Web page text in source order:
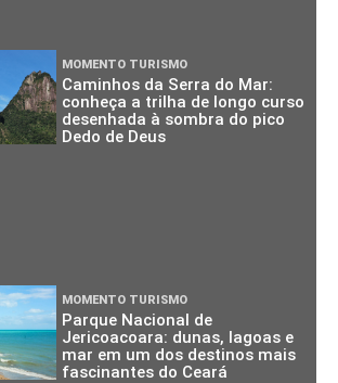
MOMENTO TURISMO
Caminhos da Serra do Mar:
conheça a trilha de longo curso
desenhada à sombra do pico
Dedo de Deus
MOMENTO TURISMO
Parque Nacional de
Jericoacoara: dunas, lagoas e
mar em um dos destinos mais
fascinantes do Ceará